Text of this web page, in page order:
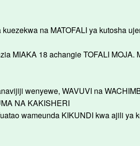
na MATOFALI ya kutosha
MIAKA 18 achangie TOFALI
wenyewe, WAVUVI na
NA KAKISHERI
wameunda KIKUNDI kwa ajili ya